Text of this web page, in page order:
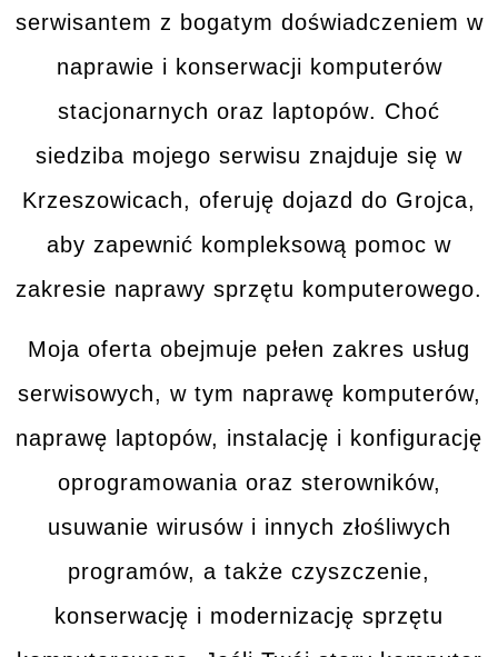
serwisantem z bogatym doświadczeniem w
naprawie i konserwacji komputerów
stacjonarnych oraz laptopów. Choć
siedziba mojego serwisu znajduje się w
Krzeszowicach, oferuję dojazd do Grojca,
aby zapewnić kompleksową pomoc w
zakresie naprawy sprzętu komputerowego.
Moja oferta obejmuje pełen zakres usług
serwisowych, w tym naprawę komputerów,
naprawę laptopów, instalację i konfigurację
oprogramowania oraz sterowników,
usuwanie wirusów i innych złośliwych
programów, a także czyszczenie,
konserwację i modernizację sprzętu